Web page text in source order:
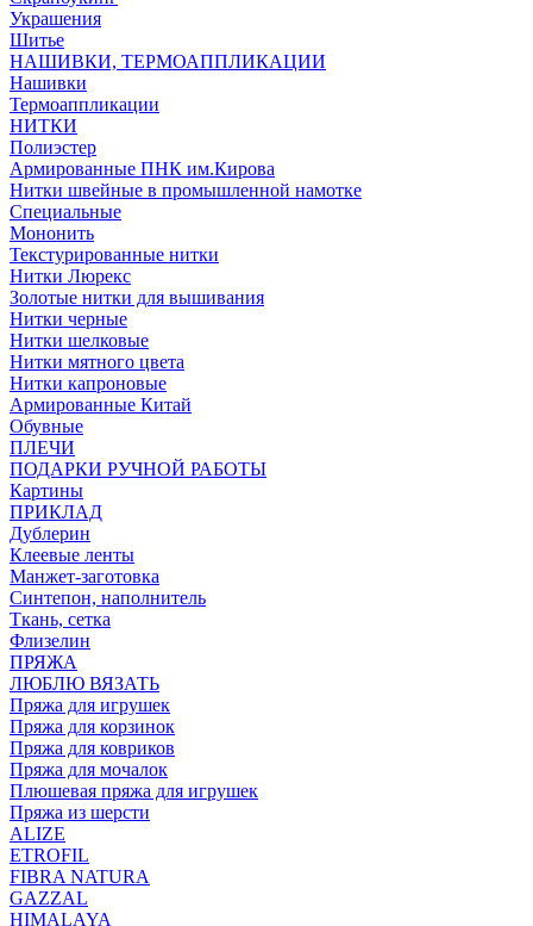
Украшения
Шитье
НАШИВКИ, ТЕРМОАППЛИКАЦИИ
Нашивки
Термоаппликации
НИТКИ
Полиэстер
Армированные ПНК им.Кирова
Нитки швейные в промышленной намотке
Специальные
Мононить
Текстурированные нитки
Нитки Люрекс
Золотые нитки для вышивания
Нитки черные
Нитки шелковые
Нитки мятного цвета
Нитки капроновые
Армированные Китай
Обувные
ПЛЕЧИ
ПОДАРКИ РУЧНОЙ РАБОТЫ
Картины
ПРИКЛАД
Дублерин
Клеевые ленты
Манжет-заготовка
Синтепон, наполнитель
Ткань, сетка
Флизелин
ПРЯЖА
ЛЮБЛЮ ВЯЗАТЬ
Пряжа для игрушек
Пряжа для корзинок
Пряжа для ковриков
Пряжа для мочалок
Плюшевая пряжа для игрушек
Пряжа из шерсти
ALIZE
ETROFIL
FIBRA NATURA
GAZZAL
HIMALAYA